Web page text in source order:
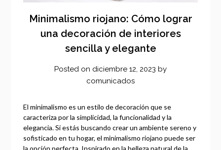
Minimalismo riojano: Cómo lograr
una decoración de interiores
sencilla y elegante
Posted on diciembre 12, 2023 by
comunicados
El minimalismo es un estilo de decoración que se
caracteriza por la simplicidad, la funcionalidad y la
elegancia. Si estás buscando crear un ambiente sereno y
sofisticado en tu hogar, el minimalismo riojano puede ser
la opción perfecta. Inspirado en la belleza natural de la